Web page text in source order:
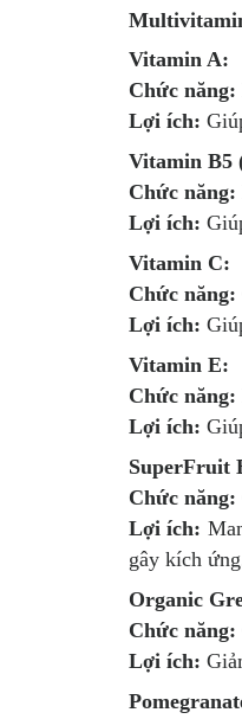
Vitamin A:
Chức năng:
Lợi ích:
Vitamin B5
Chức năng:
Lợi ích:
Vitamin C:
Chức năng:
Lợi ích:
Vitamin E:
Chức năng:
Lợi ích:
SuperFruit
Chức năng:
Lợi ích:
gây kích
Organic
Chức năng:
Lợi ích: